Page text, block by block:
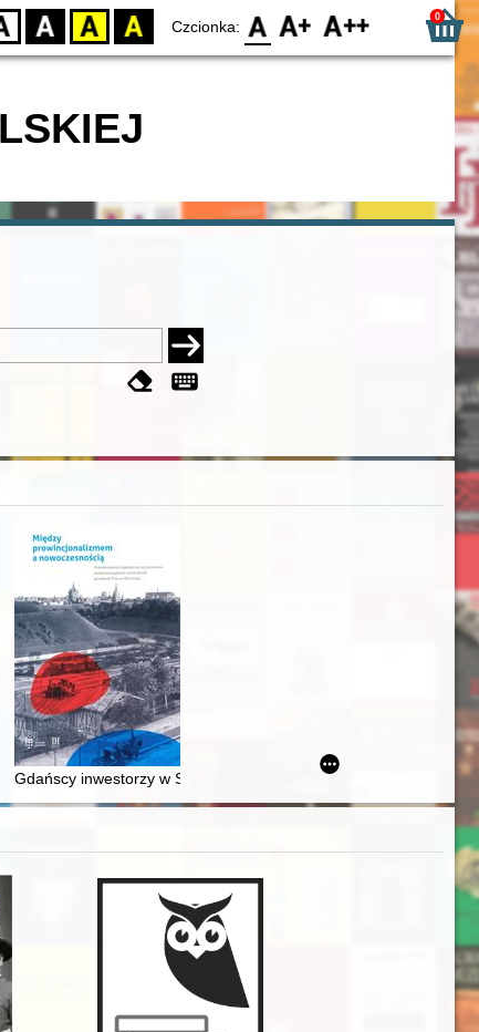
BW YB BY Czcionka: F0 F1 F2 0
w XVI-wiecznej Rzeczypospolitej
Gdańscy inwestorzy w Sopocie : prestiż finansowy i towarzyski